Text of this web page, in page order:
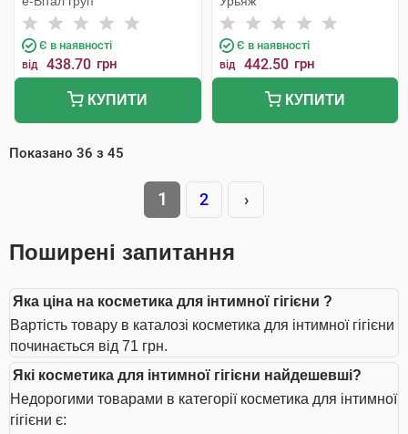
Є в наявності
від 438.70 грн
КУПИТИ
Є в наявності
від 442.50 грн
КУПИТИ
Показано 36 з 45
1 2 ›
Поширені запитання
Яка ціна на косметика для інтимної гігієни ?
Вартість товару в каталозі косметика для інтимної гігієни
починається від 71 грн.
Які косметика для інтимної гігієни найдешевші?
Недорогими товарами в категорії косметика для інтимної
гігієни є: